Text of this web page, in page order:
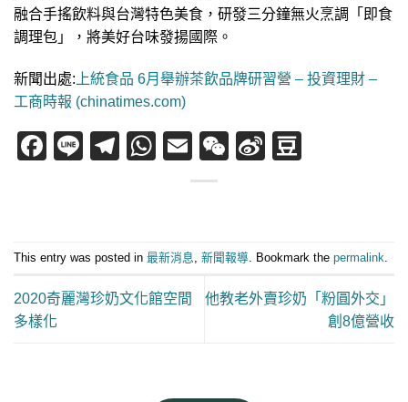
融合手搖飲料與台灣特色美食，研發三分鐘無火烹調「即食
調理包」，將美好台味發揚國際。
新聞出處: 上統食品 6月舉辦茶飲品牌研習營 – 投資理財 –
工商時報 (chinatimes.com)
Facebook
LineTelegram
WhatsApp
EmailWeChat
Sina
This entry was posted in 最新消息 新聞報導 . Bookmark the permalink
2020奇麗灣珍奶文化館空間
多樣化
他教老外賣珍奶「粉圓外交」
創8億營收